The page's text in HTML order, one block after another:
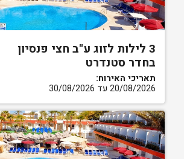
3 לילות לזוג ע"ב חצי פנסיון
בחדר סטנדרט
תאריכי האירוח:
20/08/2026 עד 30/08/2026